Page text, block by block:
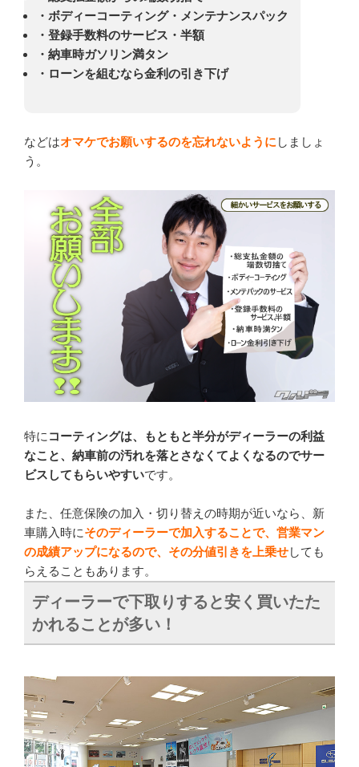
・ボディーコーティング・メンテナンスパック
・登録手数料のサービス・半額
・納車時ガソリン満タン
・ローンを組むなら金利の引き下げ
などはオマケでお願いするのを忘れないように しましょ
う。
特にコーティングは、もともと半分がディーラーの利益
なこと、納車前の汚れを落とさなくてよくなるのでサー
ビスしてもらいやすいです。
また、任意保険の加入・切り替えの時期が近いなら、新
車購入時にそのディーラーで加入することで、営業マン
の成績アップになるので、その分値引きを上乗せしても
らえることもあります。
ディーラーで下取りすると安く買いたた
かれることが多い！